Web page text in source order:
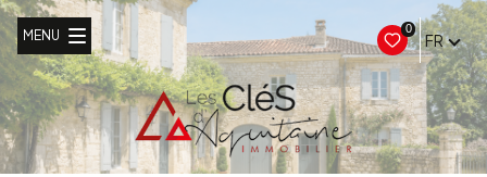
0
FR
MENU